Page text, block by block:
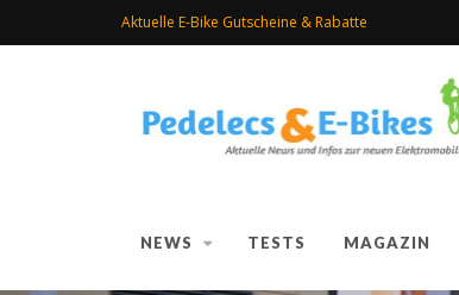
Aktuelle E-Bike Gutscheine & Rabatte
NEWS TESTS MAGAZIN